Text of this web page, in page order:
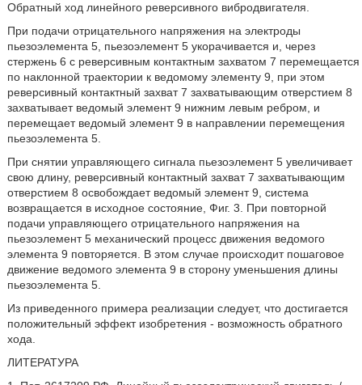
Обратный ход линейного реверсивного вибродвигателя.
При подачи отрицательного напряжения на электроды
пьезоэлемента 5, пьезоэлемент 5 укорачивается и, через
стержень 6 с реверсивным контактным захватом 7 перемещается
по наклонной траектории к ведомому элементу 9, при этом
реверсивный контактный захват 7 захватывающим отверстием 8
захватывает ведомый элемент 9 нижним левым ребром, и
перемещает ведомый элемент 9 в направлении перемещения
пьезоэлемента 5.
При снятии управляющего сигнала пьезоэлемент 5 увеличивает
свою длину, реверсивный контактный захват 7 захватывающим
отверстием 8 освобождает ведомый элемент 9, система
возвращается в исходное состояние, Фиг. 3. При повторной
подачи управляющего отрицательного напряжения на
пьезоэлемент 5 механический процесс движения ведомого
элемента 9 повторяется. В этом случае происходит пошаговое
движение ведомого элемента 9 в сторону уменьшения длины
пьезоэлемента 5.
Из приведенного примера реализации следует, что достигается
положительный эффект изобретения - возможность обратного
хода.
ЛИТЕРАТУРА